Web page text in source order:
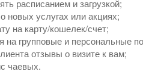
расписанием и загрузкой;
услугах или акциях;
на карту/кошелек/счет;
групповые и персональные
отзывы о визите к вам;
чаевых.